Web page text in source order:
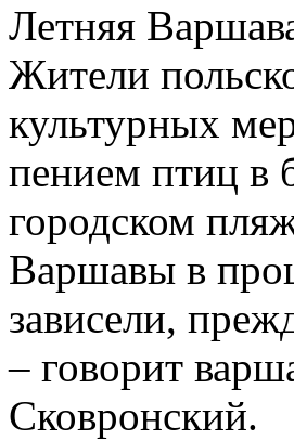
Летняя
Жители
культурных
пением птиц в
городском
Варшавы в
зависели,
– говорит
Сковронский.